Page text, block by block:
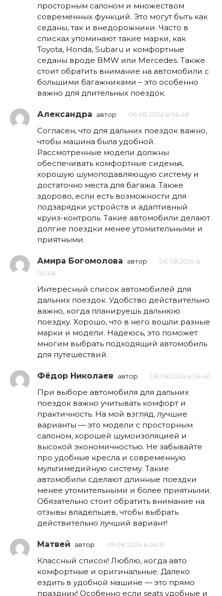
просторным салоном и множеством
современных функций. Это могут быть как
седаны, так и внедорожники. Часто в
списках упоминают такие марки, как
Toyota, Honda, Subaru и комфортные
седаны вроде BMW или Mercedes. Также
стоит обратить внимание на автомобили с
большими багажниками – это особенно
важно для длительных поездок.
Александра автор 06.08.2024 в 06:48
Согласен, что для дальних поездок важно,
чтобы машина была удобной.
Рассмотренные модели должны
обеспечивать комфортные сиденья,
хорошую шумоподавляющую систему и
достаточно места для багажа. Также
здорово, если есть возможности для
подзарядки устройств и адаптивный
круиз-контроль. Такие автомобили делают
долгие поездки менее утомительными и
приятными.
Амира Богомолова автор
06.08.2024 в
06:48
Интересный список автомобилей для
дальних поездок. Удобство действительно
важно, когда планируешь дальнюю
поездку. Хорошо, что в него вошли разные
марки и модели. Надеюсь, это поможет
многим выбрать подходящий автомобиль
для путешествий.
Фёдор Николаев автор 08.08.2024 в 04:40
При выборе автомобиля для дальних
поездок важно учитывать комфорт и
практичность. На мой взгляд, лучшие
варианты — это модели с просторным
салоном, хорошей шумоизоляцией и
высокой экономичностью. Не забывайте
про удобные кресла и современную
мультимедийную систему. Такие
автомобили сделают длинные поездки
менее утомительными и более приятными.
Обязательно стоит обратить внимание на
отзывы владельцев, чтобы выбрать
действительно лучший вариант!
Матвей автор 09.08.2024 в 04:51
Классный список! Люблю, когда авто
комфортные и оригинальные. Далеко
ездить в удобной машине — это прямо
праздник! Особенно если seats удобные и